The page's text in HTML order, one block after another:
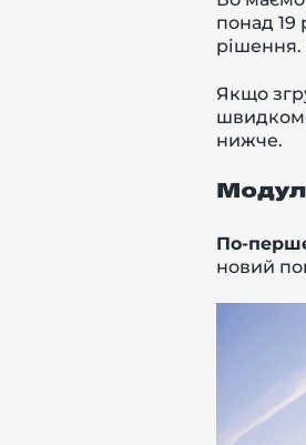
понад 19
рішення.
Якщо
нижче.
По-
новий